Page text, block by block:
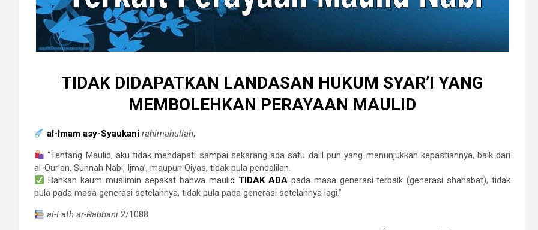
TIDAK DIDAPATKAN LANDASAN HUKUM SYAR’I YANG
MEMBOLEHKAN PERAYAAN MAULID
al-Imam asy-Syaukani rahimahullah,
“Tentang Maulid, aku tidak mendapati sampai sekarang ada satu dalil pun yang menunjukkan kepastiannya, baik dari
al-Qur’an, Sunnah Nabi, Ijma’, maupun Qiyas, tidak pula pendalilan.
Bahkan kaum muslimin sepakat bahwa maulid TIDAK ADApada masa generasi terbaik (generasi shahabat), tidak
pula pada masa generasi setelahnya, tidak pula pada generasi setelahnya lagi.”
al-Fath ar-Rabbani 2/1088